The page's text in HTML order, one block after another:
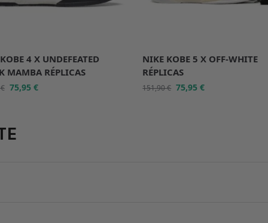
4 X UNDEFEATED
MAMBA RÉPLICAS
€ 75,95 €
NIKE KOBE 5 X OFF-WHITE
RÉPLICAS
151,90€ 75,95€